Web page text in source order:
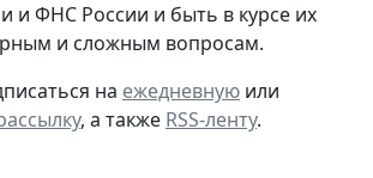
и ФНС России и быть в курсе их
и сложным вопросам.
на ежедневную или
, а также RSS-ленту.